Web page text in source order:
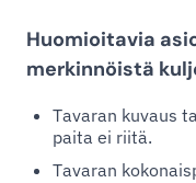
Huomioitavia
merkinnöistä
Tavaran kuvaus
paita ei riitä.
Tavaran